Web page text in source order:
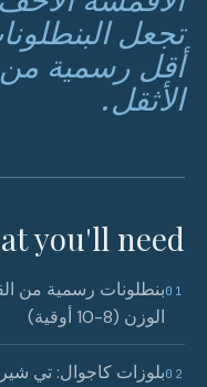
تجعل
أقل رسمية من
الأثقل.
you'll need.
01بنطلونات رسمية من
الوزن (8-10 أوقية)
02بلوزات كاجوال: تي